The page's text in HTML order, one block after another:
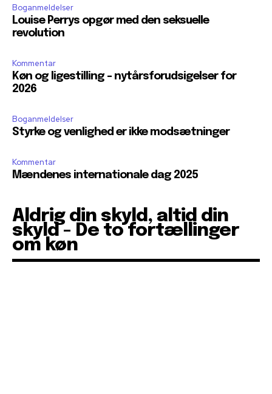
Boganmeldelser
Louise Perrys opgør med den seksuelle
revolution
Kommentar
Køn og ligestilling – nytårsforudsigelser for
2026
Boganmeldelser
Styrke og venlighed er ikke modsætninger
Kommentar
Mændenes internationale dag 2025
Aldrig din skyld, altid din
skyld - De to fortællinger
om køn